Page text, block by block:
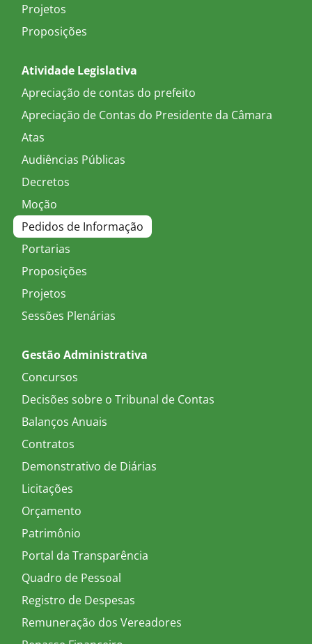
Projetos
Proposições
Atividade Legislativa
Apreciação de contas do prefeito
Apreciação de Contas do Presidente da Câmara
Atas
Audiências Públicas
Decretos
Moção
Pedidos de Informação
Portarias
Proposições
Projetos
Sessões Plenárias
Gestão Administrativa
Concursos
Decisões sobre o Tribunal de Contas
Balanços Anuais
Contratos
Demonstrativo de Diárias
Licitações
Orçamento
Patrimônio
Portal da Transparência
Quadro de Pessoal
Registro de Despesas
Remuneração dos Vereadores